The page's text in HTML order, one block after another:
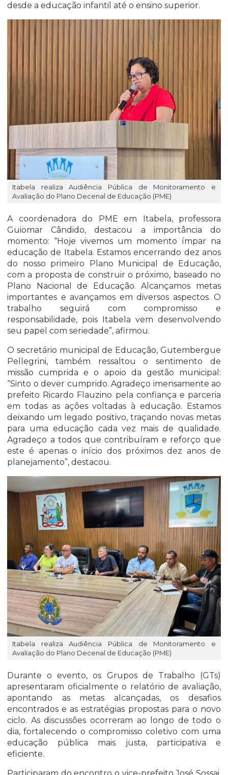
desde a educação infantil até o ensino superior.
Itabela realiza Audiência Pública de Monitoramento e
Avaliação do Plano Decenal de Educação (PME)
A coordenadora do PME em Itabela, professora
Guiomar Cândido, destacou a importância do
momento: “Hoje vivemos um momento ímpar na
educação de Itabela. Estamos encerrando dez anos
do nosso primeiro Plano Municipal de Educação,
com a proposta de construir o próximo, baseado no
Plano Nacional de Educação. Alcançamos metas
importantes e avançamos em diversos aspectos. O
trabalho seguirá com compromisso e
responsabilidade, pois Itabela vem desenvolvendo
seu papel com seriedade”, afirmou.
O secretário municipal de Educação, Gutembergue
Pellegrini, também ressaltou o sentimento de
missão cumprida e o apoio da gestão municipal:
“Sinto o dever cumprido. Agradeço imensamente ao
prefeito Ricardo Flauzino pela confiança e parceria
em todas as ações voltadas à educação. Estamos
deixando um legado positivo, traçando novas metas
para uma educação cada vez mais de qualidade.
Agradeço a todos que contribuíram e reforço que
este é apenas o início dos próximos dez anos de
planejamento”, destacou.
Itabela realiza Audiência Pública de Monitoramento e
Avaliação do Plano Decenal de Educação (PME)
Durante o evento, os Grupos de Trabalho (GTs)
apresentaram oficialmente o relatório de avaliação,
apontando as metas alcançadas, os desafios
encontrados e as estratégias propostas para o novo
ciclo. As discussões ocorreram ao longo de todo o
dia, fortalecendo o compromisso coletivo com uma
educação pública mais justa, participativa e
eficiente.